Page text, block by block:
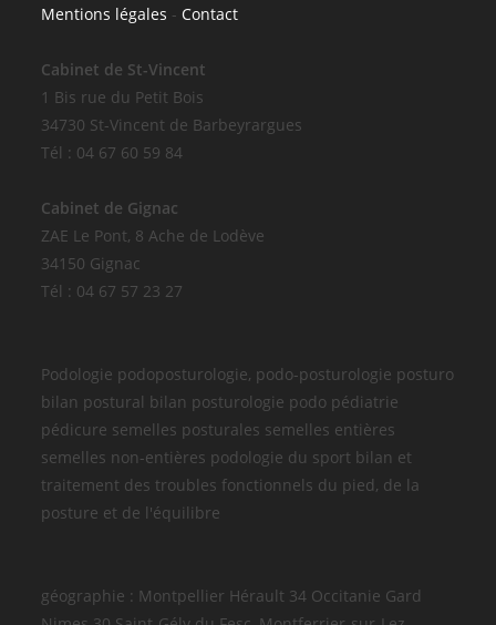
Mentions légales -Contact
Cabinet de St-Vincent
1 Bis rue du Petit Bois
34730 St-Vincent de Barbeyrargues
Tél : 04 67 60 59 84
Cabinet de Gignac
ZAE Le Pont, 8 Ache de Lodève
34150 Gignac
Tél : 04 67 57 23 27
Podologie podoposturologie, podo-posturologie posturo
bilan postural bilan posturologie podo pédiatrie
pédicure semelles posturales semelles entières
semelles non-entières podologie du sport bilan et
traitement des troubles fonctionnels du pied, de la
posture et de l'équilibre
géographie : Montpellier Hérault 34 Occitanie Gard